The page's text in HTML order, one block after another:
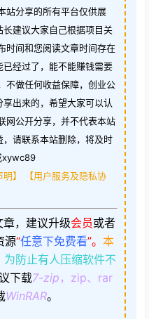
站分享的所有平台仅供展
建议大家自己根据项目关
时间和您阅读文章时间存在
经过了，能不能赚钱需要
不做任何收益保障，创业公
出来的，希望大家可以认
网公开分享，并不代表本站
请联系本站删除，将及时
xywc89
】
【用户服务及隐私协
章，建议升级会员或者
源“任意下免费看”。 本
为防止有人压缩软件不
下载7-zip ，zip、rar
WinRAR。